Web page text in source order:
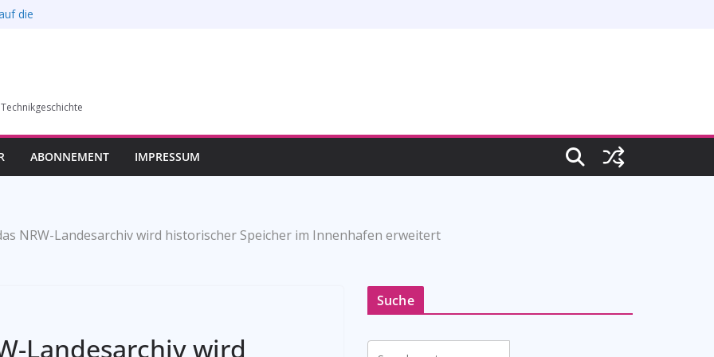
die
in Bochum vom
ABONNEMENT IMPRESSUM
NRW-Landesarchiv wird historischer Speicher im Innenhafen erweitert
Landesarchiv wird
Suche